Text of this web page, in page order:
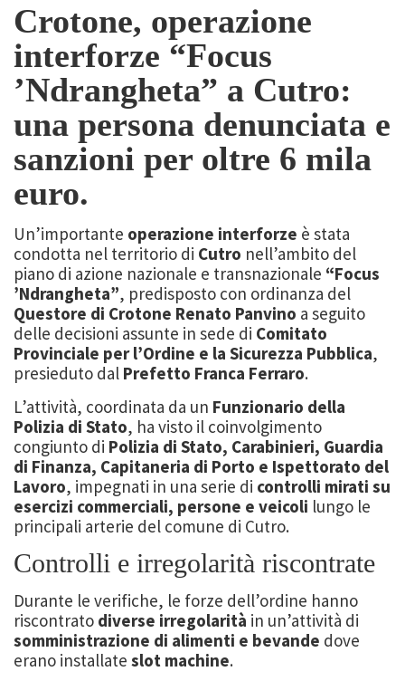
Crotone, operazione
interforze “Focus
’Ndrangheta” a Cutro:
una persona denunciata e
sanzioni per oltre 6 mila
euro.
Un’importante operazione interforze è stata
condotta nel territorio di Cutro nell’ambito del
piano di azione nazionale e transnazionale “Focus
’Ndrangheta”, predisposto con ordinanza del
Questore di Crotone Renato Panvino a seguito
delle decisioni assunte in sede di Comitato
Provinciale per l’Ordine e la Sicurezza Pubblica,
presieduto dal Prefetto Franca Ferraro.
L’attività, coordinata da un Funzionario della
Polizia di Stato, ha visto il coinvolgimento
congiunto di Polizia di Stato, Carabinieri, Guardia
di Finanza, Capitaneria di Porto e Ispettorato del
Lavoro, impegnati in una serie di controlli mirati su
esercizi commerciali, persone e veicoli lungo le
principali arterie del comune di Cutro.
Controlli e irregolarità riscontrate
Durante le verifiche, le forze dell’ordine hanno
riscontrato diverse irregolarità in un’attività di
somministrazione di alimenti e bevande dove
erano installate slot machine.